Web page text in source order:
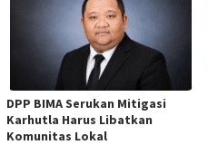
DPP BIMA Serukan Mitigasi
Karhutla Harus Libatkan
Komunitas Lokal